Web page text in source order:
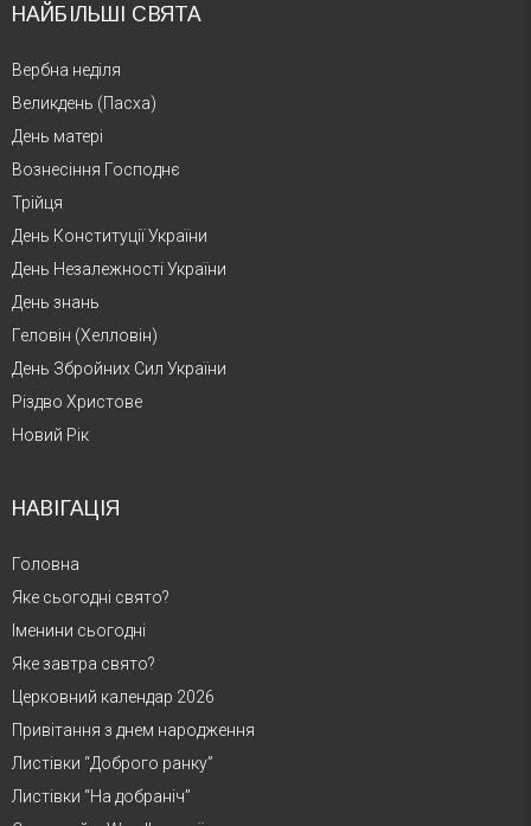
НАЙБІЛЬШІ СВЯТА
Вербна неділя
Великдень (Пасха)
День матері
Вознесіння Господнє
Трійця
День Конституції України
День Незалежності України
День знань
Геловін (Хелловін)
День Збройних Сил України
Різдво Христове
Новий Рік
НАВІГАЦІЯ
Головна
Яке сьогодні свято?
Іменини сьогодні
Яке завтра свято?
Церковний календар 2026
Привітання з днем народження
Листівки “Доброго ранку”
Листівки “На добраніч”